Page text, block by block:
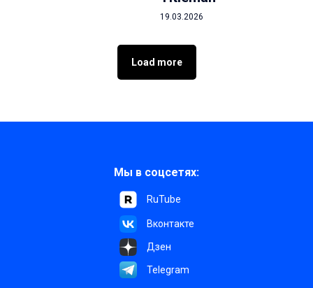
19.03.2026
Load more
RuTube
Вконтакте
Мы в соцсетях:
Дзен
Telegram